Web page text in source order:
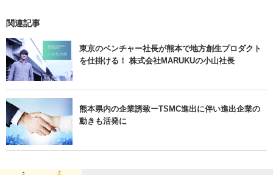
関連記事
東京のベンチャー社長が熊本で地方創生プロダクト
を仕掛ける！ 株式会社MARUKUの小山社長
熊本県内の企業誘致ーTSMC進出に伴い進出企業の
動きも活発に